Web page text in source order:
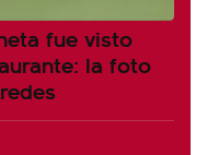
fue visto
la foto